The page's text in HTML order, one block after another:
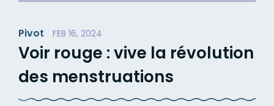
Pivot FEB 16, 2024
Voir rouge : vive la révolution
des menstruations